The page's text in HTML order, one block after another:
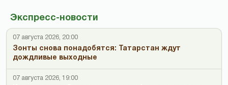
Экспресс-новости
07 августа 2026, 20:00
Зонты снова понадобятся: Татарстан ждут
дождливые выходные
07 августа 2026, 19:00